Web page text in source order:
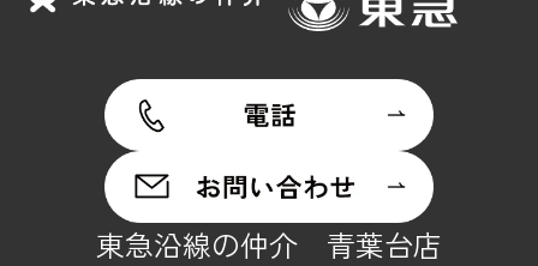
東急沿線の仲介 青葉台店